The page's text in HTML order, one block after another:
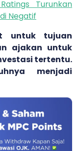
Turunkan
Negatif
untuk tujuan
ajakan untuk
tertentu.
menjadi